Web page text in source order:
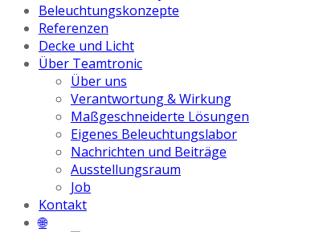
Beleuchtungskonzepte
Referenzen
Decke und Licht
Über Teamtronic
Über uns
Verantwortung & Wirkung
Maßgeschneiderte Lösungen
Eigenes Beleuchtungslabor
Nachrichten und Beiträge
Ausstellungsraum
Job
Kontakt
🌐